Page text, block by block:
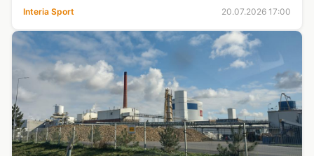
notowań nie podnieśli też sędziowie, za to cały świat podgonił
piłkarską ...
Interia Sport 20.07.2026 17:00